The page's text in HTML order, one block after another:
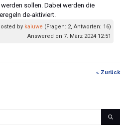
sollen. Dabei werden die
de-aktiviert.
by kaiuwe (Fragen: 2, Antworten: 16)
Answered on 7. März 2024 12:51
« Zurück